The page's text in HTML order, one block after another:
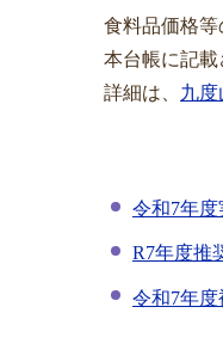
食料品価格
本台帳に記載
詳細は、 九度
令和7年
R7年度推
令和7年